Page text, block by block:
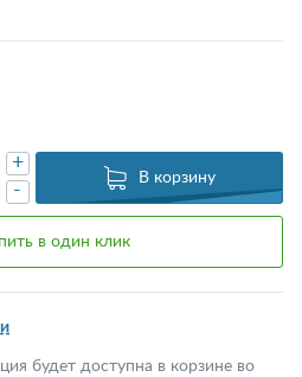
-
+
В корзину
в один клик
будет доступна в корзине во